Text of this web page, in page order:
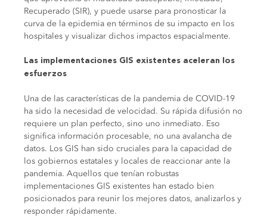
Recuperado (SIR), y puede usarse para pronosticar la
curva de la epidemia en términos de su impacto en los
hospitales y visualizar dichos impactos espacialmente.
Las implementaciones GIS existentes aceleran los
esfuerzos
Una de las características de la pandemia de COVID-19
ha sido la necesidad de velocidad. Su rápida difusión no
requiere un plan perfecto, sino uno inmediato. Eso
significa información procesable, no una avalancha de
datos. Los GIS han sido cruciales para la capacidad de
los gobiernos estatales y locales de reaccionar ante la
pandemia. Aquellos que tenían robustas
implementaciones GIS existentes han estado bien
posicionados para reunir los mejores datos, analizarlos y
responder rápidamente.